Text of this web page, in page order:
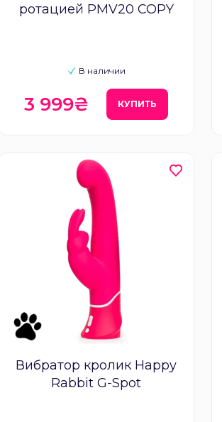
ротацией PMV20 COPY
В наличии
3 999₴ КУПИТЬ
Вибратор кролик Happy
Rabbit G-Spot